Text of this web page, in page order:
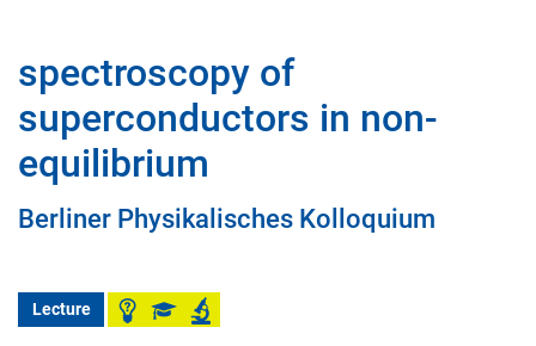
spectroscopy of
superconductors in non-
equilibrium
Berliner Physikalisches Kolloquium
Lecture